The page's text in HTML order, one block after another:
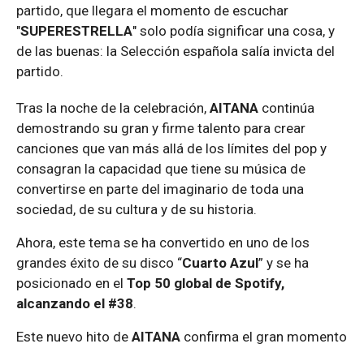
partido, que llegara el momento de escuchar
"SUPERESTRELLA" solo podía significar una cosa, y
de las buenas: la Selección española salía invicta del
partido.
Tras la noche de la celebración, AITANA continúa
demostrando su gran y firme talento para crear
canciones que van más allá de los límites del pop y
consagran la capacidad que tiene su música de
convertirse en parte del imaginario de toda una
sociedad, de su cultura y de su historia.
Ahora, este tema se ha convertido en uno de los
grandes éxito de su disco “Cuarto Azul” y se ha
posicionado en el Top 50 global de Spotify,
alcanzando el #38.
Este nuevo hito de AITANA confirma el gran momento